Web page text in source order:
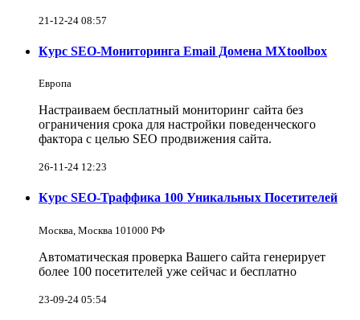
21-12-24 08:57
Курс SEO-Мониторинга Email Домена MXtoolbox
Европа
Настраиваем бесплатный мониторинг сайта без
ограничения срока для настройки поведенческого
фактора с целью SEO продвижения сайта.
26-11-24 12:23
Курс SEO-Траффика 100 Уникальных Посетителей
Москва, Москва 101000 РФ
Автоматическая проверка Вашего сайта генерирует
более 100 посетителей уже сейчас и бесплатно
23-09-24 05:54